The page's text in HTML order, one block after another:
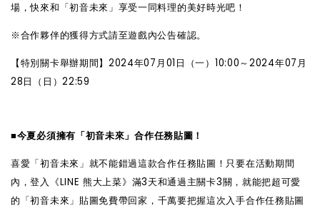
場，快來和「初音未來」享受一同料理的美好時光吧！
※合作夥伴的獲得方式請至遊戲內公告確認。
【特別關卡舉辦期間】2024年07月01日（一）10:00～2024年07月
28日（日）22:59
■今夏必須擁有「初音未來」合作任務貼圖！
喜愛「初音未來」就不能錯過這款合作任務貼圖！只要在活動期間
內 ，登入《LINE熊大上菜》滿3天和通過主關卡3關，就能把超可愛
的「初音未來」 貼圖免費帶回家， 千萬要把握這次入手合作任務貼圖